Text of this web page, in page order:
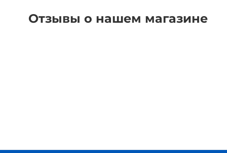
Отзывы о нашем магазине